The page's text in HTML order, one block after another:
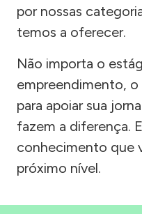
por nossas
temos a oferecer.
Não importa o
empreendimento, o
para apoiar sua
fazem a diferença.
conhecimento que
próximo nível.